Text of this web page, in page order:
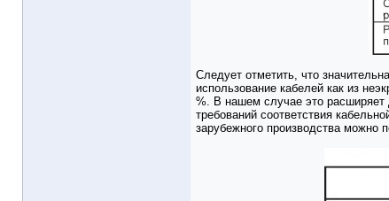
Следует отметить, что
использование кабелей как из
%. В нашем случае это расширяет
требований соответствия
зарубежного производства можно